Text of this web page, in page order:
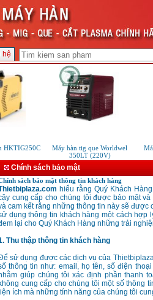
hệ
HKTIG250C
Máy hàn tig que Worldwel
350LT (220V)
Chính sách bảo mật
sách bảo mật thông tin khách hàng
hiểu rằng Quý Khách
cung cấp cho chúng tôi được bảo mật
cam kết rằng những thông tin này sẽ được
dụng thông tin khách hàng một cách
lại cho Quý Khách Hàng những trải
Thu thập thông tin khách hàng
sử dụng được các dịch vụ của
thông tin như: email, họ tên, số điện
giúp chúng tôi xác định phần thanh
cung cấp cho chúng tôi một số thông
ích mà những tính năng của chúng tôi